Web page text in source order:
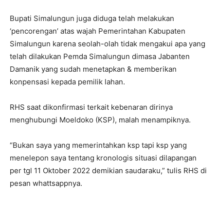
Bupati Simalungun juga diduga telah melakukan
‘pencorengan’ atas wajah Pemerintahan Kabupaten
Simalungun karena seolah-olah tidak mengakui apa yang
telah dilakukan Pemda Simalungun dimasa Jabanten
Damanik yang sudah menetapkan & memberikan
konpensasi kepada pemilik lahan.
RHS saat dikonfirmasi terkait kebenaran dirinya
menghubungi Moeldoko (KSP), malah menampiknya.
“Bukan saya yang memerintahkan ksp tapi ksp yang
menelepon saya tentang kronologis situasi dilapangan
per tgl 11 Oktober 2022 demikian saudaraku,” tulis RHS di
pesan whattsappnya.